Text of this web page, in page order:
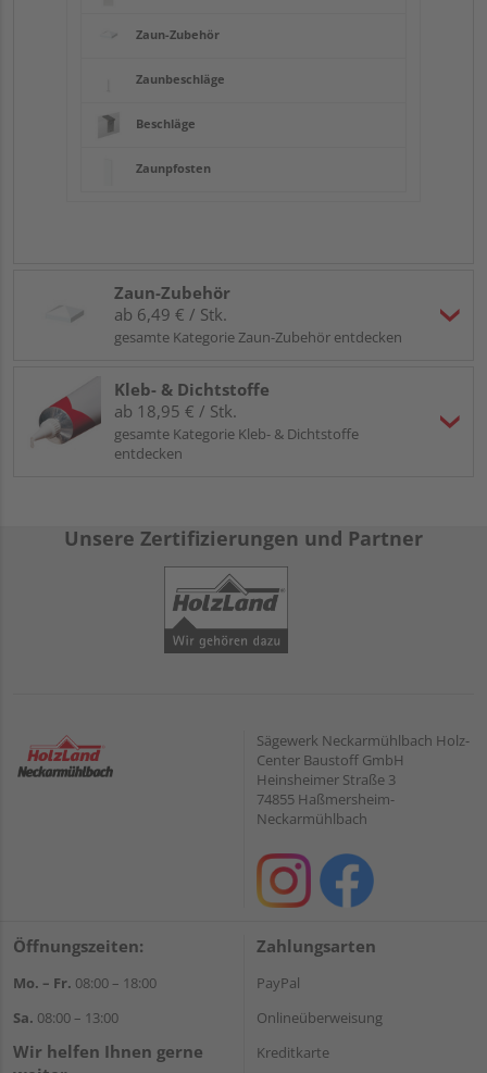
Zaun-Zubehör
Zaunbeschläge
Beschläge
Zaunpfosten
Zaun-Zubehör
ab 6,49 € / Stk.
gesamte Kategorie Zaun-Zubehör entdecken
Kleb- & Dichtstoffe
ab 18,95 € / Stk.
gesamte Kategorie Kleb- & Dichtstoffe
entdecken
Unsere Zertifizierungen und Partner
Sägewerk Neckarmühlbach Holz-
Center Baustoff GmbH
Heinsheimer Straße 3
74855 Haßmersheim-
Neckarmühlbach
Öffnungszeiten:
Mo. – Fr. 08:00 – 18:00
Sa. 08:00 – 13:00
Wir helfen Ihnen gerne
Zahlungsarten
PayPal
Onlineüberweisung
Kreditkarte